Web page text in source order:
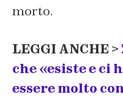
morto.
LEGGI ANCHE >
che «esiste e ci
essere molto